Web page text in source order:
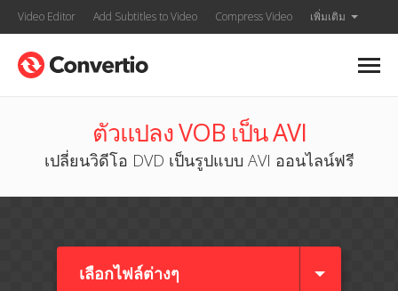
Video Editor Add Subtitles to Video Compress Video เพิ่มเติม
ตัวแปลง VOB เป็น AVI
เปลี่ยนวิดีโอ DVD เป็นรูปแบบ AVI ออนไลน์ฟรี
เลือกไฟล์ต่างๆ​